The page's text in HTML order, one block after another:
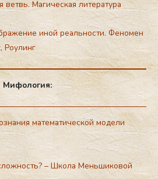
Магическая литература
иной реальности. Феномен
Роулинг
Мифология:
математической модели
– Школа Меньшиковой